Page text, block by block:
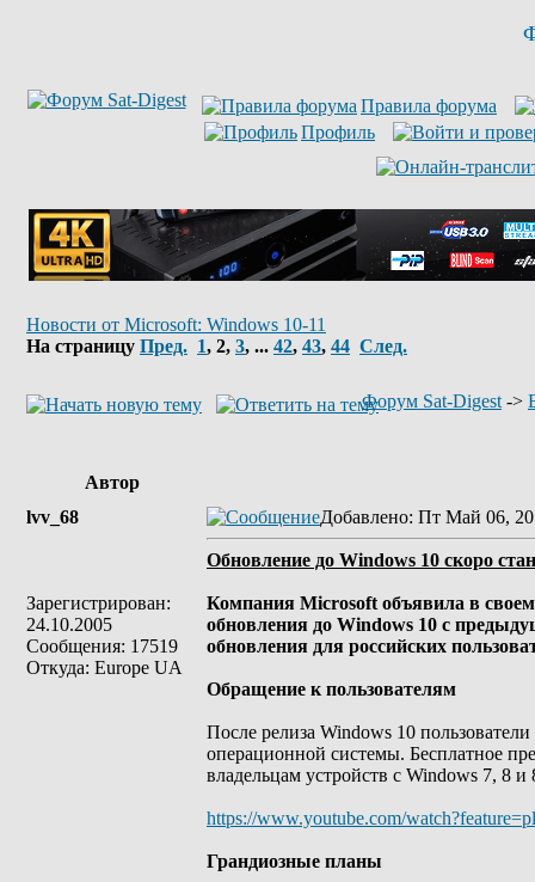
Правила форума
Профиль
Новости от Microsoft: Windows 10-11
На страницу Пред. 1, 2, 3, ... 42, 43, 44 След.
Форум Sat-Digest ->
Автор
lvv_68
Зарегистрирован:
24.10.2005
Сообщения: 17519
Откуда: Europe UA
Добавлено: Пт Май 06,
Обновление до Windows 10 скоро
Компания Microsoft объявила в своем
обновления до Windows 10 с
обновления для российских
Обращение к пользователям
После релиза Windows 10
операционной системы. Бесплатное
владельцам устройств с Windows 7, 8
https://www.youtube.com/
Грандиозные планы